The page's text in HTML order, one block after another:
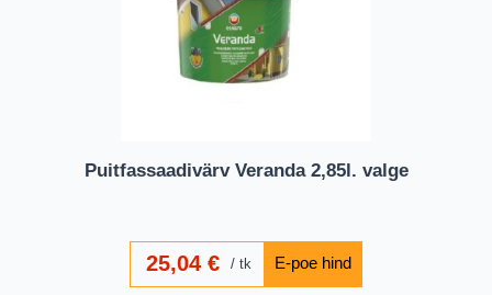
Puitfassaadivärv Veranda 2,85l. valge
25,04 € tk